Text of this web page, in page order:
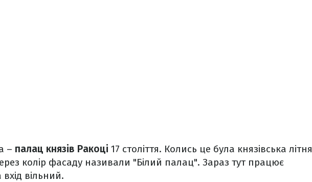
– палац князів Ракоці 17 століття. Колись це була князівська літня
колір фасаду називали "Білий палац". Зараз тут працює
вільний.